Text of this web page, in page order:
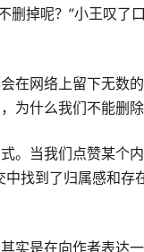
掉呢？”小王叹了
在网络上留下无数
为什么我们不能删除
。当我们点赞某个
找到了归属感和
实是在向作者表达